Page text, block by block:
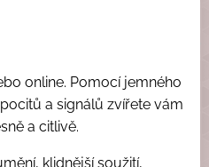
online. Pomocí jemného
a signálů zvířete vám
a citlivě.
klidnější soužití,